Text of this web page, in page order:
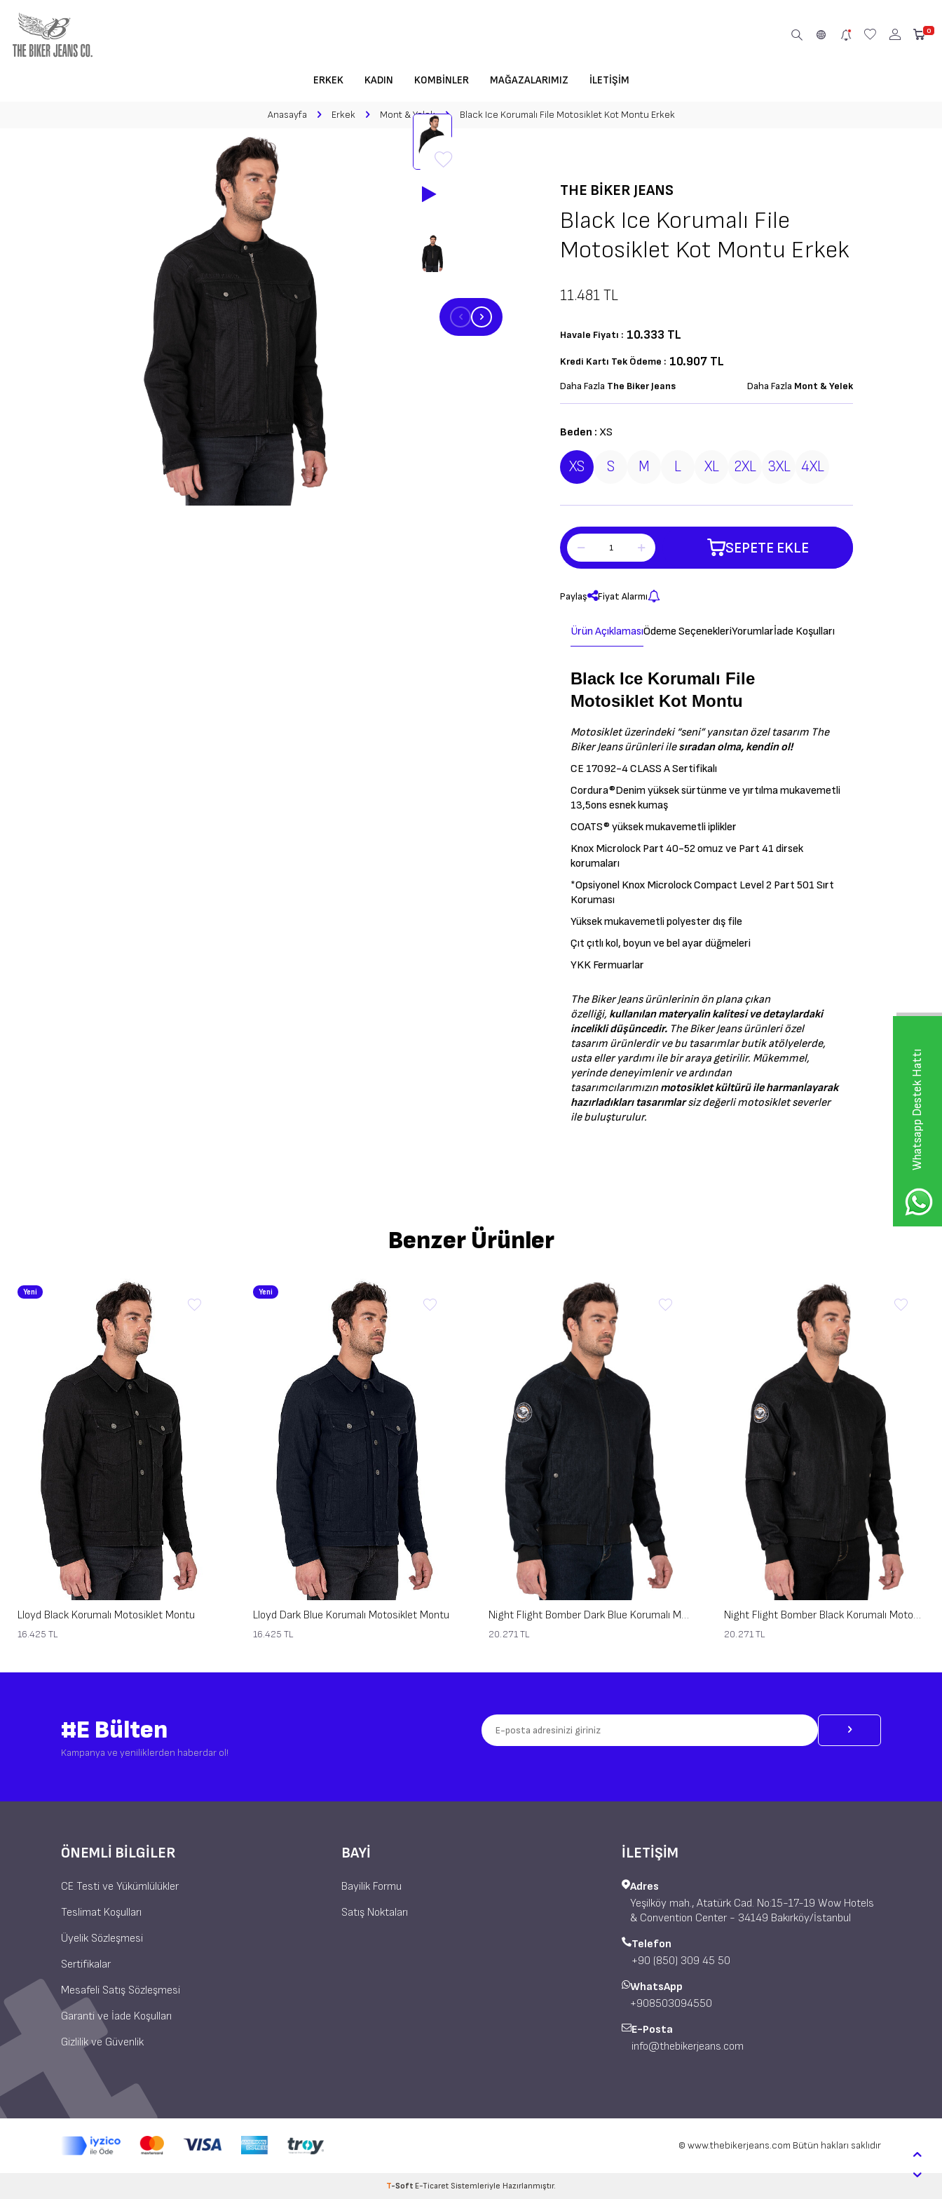
Whatsapp Destek Hattı
0
ERKEK KADIN KOMBINLER MAĞAZALARIMIZ İLETIŞIM
Anasayfa Erkek Mont & Yelek Black Ice Korumalı File Motosiklet Kot Montu Erkek
THE BIKER JEANS
Black Ice Korumalı File
Motosiklet Kot Montu Erkek
11.481 TL
Havale Fiyatı : 10.333 TL
Kredi Kartı Tek Ödeme : 10.907 TL
Daha Fazla The Biker Jeans Daha Fazla Mont & Yelek
Beden : XS
XS S M L XL 2XL 3XL 4XL
SEPETE EKLE
Paylaş Fiyat Alarmı
Ürün AçıklamasıÖdeme SeçenekleriYorumlarİade Koşulları
Black Ice Korumalı File
Motosiklet Kot Montu
Motosiklet üzerindeki “seni” yansıtan özel tasarım The
Biker Jeans ürünleri ilesıradan olma, kendin ol!
CE 17092-4 CLASS A Sertifikalı
Cordura®Denim yüksek sürtünme ve yırtılma mukavemetli
13,5ons esnek kumaş
COATS® yüksek mukavemetli iplikler
Knox Microlock Part 40-52 omuz ve Part 41 dirsek
korumaları
*Opsiyonel Knox Microlock Compact Level 2 Part 501 Sırt
Koruması
Yüksek mukavemetli polyester dış file
Çıt çıtlı kol, boyun ve bel ayar düğmeleri
YKK Fermuarlar
The Biker Jeans ürünlerinin ön plana çıkan
özelliği, kullanılan materyalin kalitesi ve detaylardaki
incelikli düşüncedir. The Biker Jeans ürünleri özel
tasarım ürünlerdir ve bu tasarımlar butik atölyelerde,
usta eller yardımı ile bir araya getirilir. Mükemmel,
yerinde deneyimlenir ve ardından
tasarımcılarımızınmotosiklet kültürü ile harmanlayarak
hazırladıkları tasarımlarsiz değerli motosiklet severler
ile buluşturulur.
Benzer Ürünler
Yeni
Lloyd Black Korumalı Motosiklet Montu
16.425 TL
Yeni
Lloyd Dark Blue Korumalı Motosiklet Montu
16.425 TL
Night Flight Bomber Dark Blue Korumalı Motosiklet Montu
20.271TL
Night Flight Bomber Black Korumalı Motosiklet Montu
20.271TL
#E Bülten
Kampanya ve yeniliklerden haberdar ol!
ÖNEMLI BILGILER
CE Testi ve Yükümlülükler
Teslimat Koşulları
Üyelik Sözleşmesi
Sertifikalar
Mesafeli Satış Sözleşmesi
Garanti ve İade Koşulları
Gizlilik ve Güvenlik
BAYI
Bayilik Formu
Satış Noktaları
İLETİŞİM
Adres
Yeşilköy mah., Atatürk Cad. No:15-17-19 Wow Hotels
& Convention Center - 34149 Bakırköy/İstanbul
Telefon
+90 (850) 309 45 50
WhatsApp
+908503094550
E-Posta
info@thebikerjeans.com
© www.thebikerjeans.com Bütün hakları saklıdır
T-Soft E-Ticaret Sistemleriyle Hazırlanmıştır.